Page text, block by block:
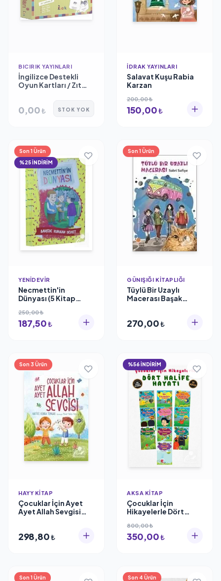
BICIRIK YAYINLARI
İngilizce Destekli
Oyun Kartları / Zıt
0,00₺ STOK YOK
İDRAK YAYINLARI
Salavat Kuşu Rabia
Karzan
200,00 ₺
150,00₺
Son 1 Ürün
%25 İNDİRİM
YENIDEVIR
Necmettin'in
Dünyası (5 Kitap
250,00 ₺
187,50₺
Son 1 Ürün
GÜNIŞIĞI KITAPLIĞI
Tüylü Bir Uzaylı
Macerası Başak
270,00₺
Son 3 Ürün
HAYY KITAP
Çocuklar İçin Ayet
Ayet Allah Sevgisi
298,80₺
%56 İNDİRİM
AKSA KITAP
Çocuklar İçin
Hikayelerle Dört
Kitap Set), Cuma
Karakoç
800,00 ₺
350,00₺
Son 1 Ürün
Son 4 Ürün